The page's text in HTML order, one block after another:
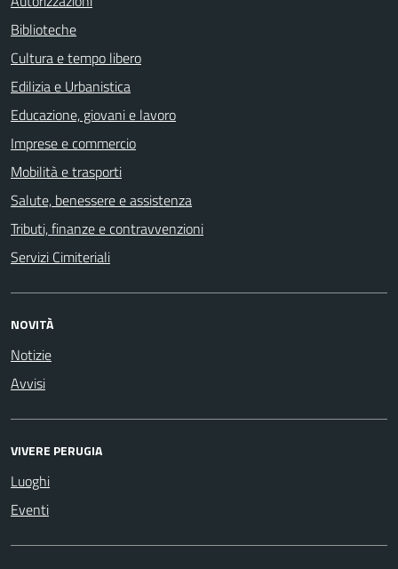
Biblioteche
Cultura e tempo libero
Edilizia e Urbanistica
Educazione, giovani e lavoro
Imprese e commercio
Mobilità e trasporti
Salute, benessere e assistenza
Tributi, finanze e contravvenzioni
Servizi Cimiteriali
NOVITÀ
Notizie
Avvisi
VIVERE PERUGIA
Luoghi
Eventi